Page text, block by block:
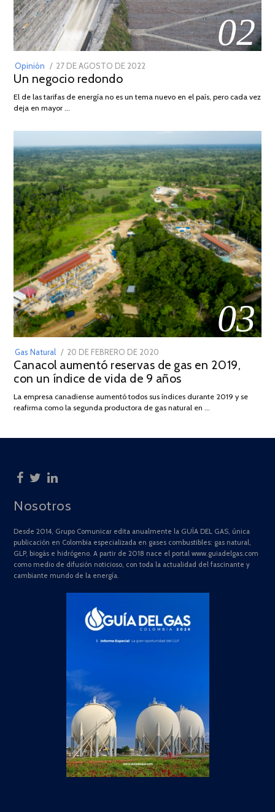
02
Opinión
POSTED
ON
27 DE AGOSTO DE 2022
DE
Un negocio redondo
El de las tarifas de energía no es un tema nuevo en el país, pero cada vez
deja en mayor …
03
Gas Natural
POSTED
ON
20 DE FEBRERO DE 2020
DE
JULIO
2025
Canacol aumentó reservas de gas en 2019,
con un índice de vida de 9 años
La empresa canadiense aumentó todos sus índices durante 2019 y se
reafirma como la segunda productora de gas natural en …
Nosotros
Desde 2014, Grupo Comunicar edita anualmente la GUÍA DEL GAS, única
publicación en Colombia especializada en gases combustibles: gas natural,
GLP, biogás e hidrógeno. A partir de 2018 nace el portal www.guiadelgas.com
como medio de difusión noticioso, con toda la actualidad del fascinante y
cambiante mundo de la energía.